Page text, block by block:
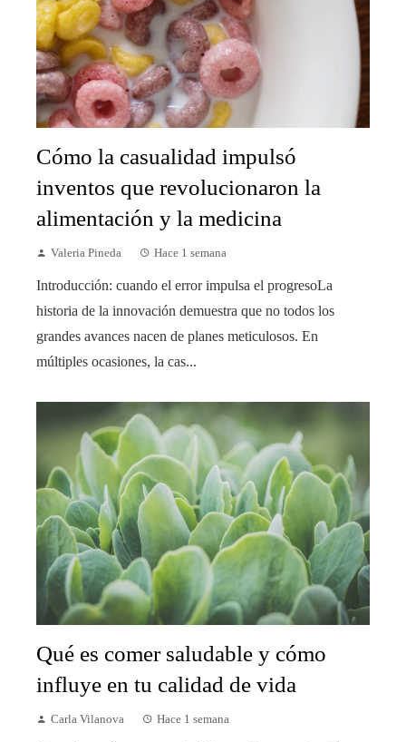
Cómo la casualidad impulsó
inventos que revolucionaron la
alimentación y la medicina
Valeria Pineda Hace 1 semana
Introducción: cuando el error impulsa el progresoLa
historia de la innovación demuestra que no todos los
grandes avances nacen de planes meticulosos. En
múltiples ocasiones, la cas...
Qué es comer saludable y cómo
influye en tu calidad de vida
Carla Vilanova Hace 1 semana